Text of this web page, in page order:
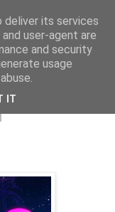
deliver its services
user-agent are
and security
usage
IT